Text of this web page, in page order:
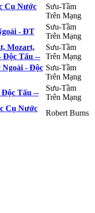
Cụ Nước
Sưu-Tầm
Trên Mạng
- ĐT
Sưu-Tầm
Trên Mạng
Mozart,
Độc Tấu --
Sưu-Tầm
Trên Mạng
- Độc Sưu-Tầm
Trên Mạng
Độc Tấu --
Sưu-Tầm
Trên Mạng
Cụ Nước
Robert Burns